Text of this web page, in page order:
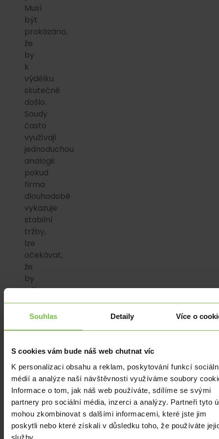
Souhlas Detaily Více o
S cookies vám bude náš web chutnat víc
K personalizaci obsahu a reklam, poskytování funkcí
médií a analýze naší návštěvnosti využíváme soubory
Informace o tom, jak náš web používáte, sdílíme se svými
partnery pro sociální média, inzerci a analýzy. Partneři tyto
mohou zkombinovat s dalšími informacemi, které jste jim
poskytli nebo které získali v důsledku toho, že používáte
služby.
Musí
být
prokázáno,
že
by
k
výdělku
skutečně
došlo.
Soudy
často
využívají
jednoduchou
analogii:
pokud
firma
dlouhodobě
vykazuje
stabilní
tržby,
lze
očekávat,
že
by
tržby
vznikly
kdy
provoz
cizím
zaviněním
zastaven.
Typickým
příkladem